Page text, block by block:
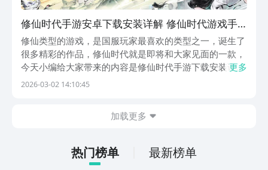
修仙时代手游安卓下载安装详解 修仙时代游戏手
机版下载预约链接分享
修仙类型的游戏，是国服玩家最喜欢的类型之一，诞生了
很多精彩的作品，修仙时代就是即将和大家见面的一款，
今天小编给大家带来的内容是修仙时代手游下载安装详
解。这款游戏采用了中国风元素打造，游戏画面非常精
更多
2026-03-02 14:10:45
加载更多
热门榜单 最新榜单